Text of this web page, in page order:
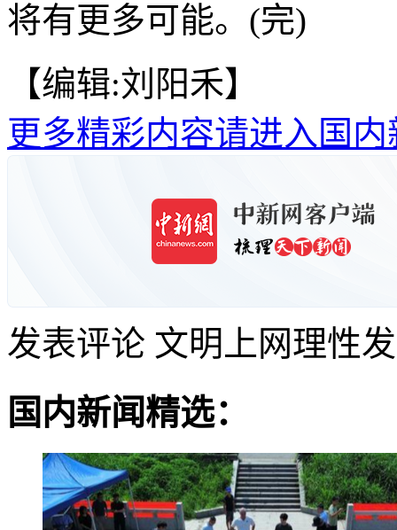
将有更多可能。(完)
【编辑:刘阳禾】
更多精彩内容请进入国内
发表评论 文明上网理性
国内新闻精选：